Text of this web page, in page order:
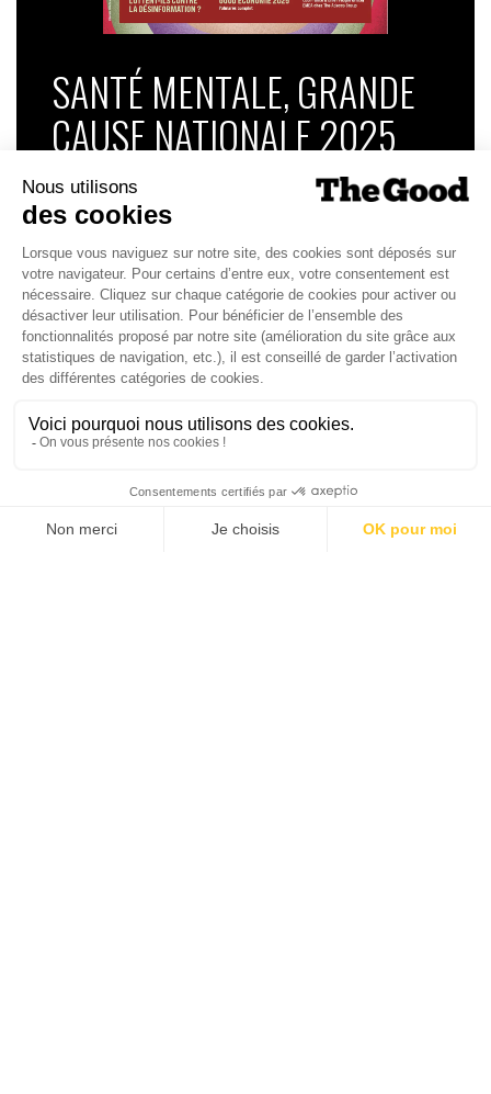
SANTÉ MENTALE, GRANDE
CAUSE NATIONALE 2025
Dans ce numéro, enquête : Comment les
médias luttent-ils contre la désinformation ? |
Palmarès complet du Grand Prix de la Good
Économie 2025 | La grande interview de Marc
Gomes, CEO France & Chief People Officer
EMEA chez The Adecco Group
J'ACHÈTE LE NUMÉRO
JE M'ABONNE 1 AN - 4 NUM.